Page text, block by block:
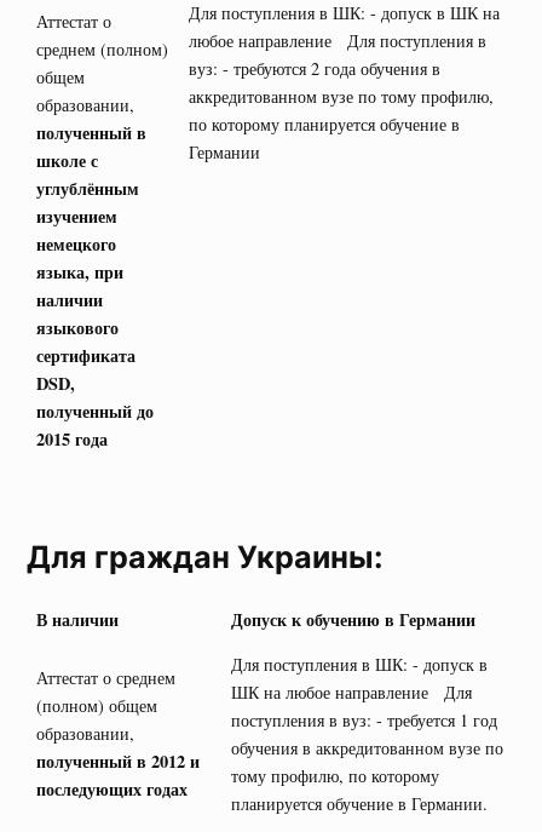
Для поступления в ШК: - допуск в ШК на
любое направление Для поступления в
вуз: - требуются 2 года обучения в
аккредитованном вузе по тому профилю,
по которому планируется обучение в
Германии
Аттестат о
среднем (полном)
общем
образовании,
полученный в
школе с
углублённым
изучением
немецкого
языка, при
наличии
языкового
сертификата
DSD,
полученный до
2015 года
Для граждан Украины:
В наличии Допуск к обучению в Германии
Аттестат о среднем
(полном) общем
образовании,
полученный в 2012 и
последующих годах
Для поступления в ШК: - допуск в
ШК на любое направление Для
поступления в вуз: - требуется 1 год
обучения в аккредитованном вузе по
тому профилю, по которому
планируется обучение в Германии.